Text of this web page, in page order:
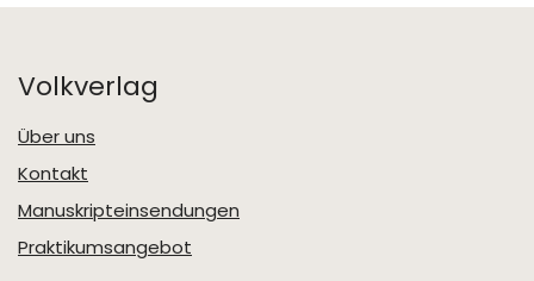
Volkverlag
Über uns
Kontakt
Manuskripteinsendungen
Praktikumsangebot